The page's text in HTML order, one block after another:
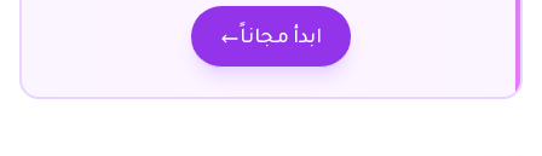
ابدأ مجاناً